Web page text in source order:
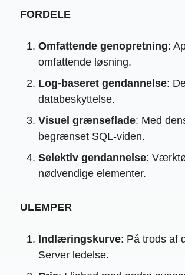
FORDELE
Omfattende genopretning:
omfattende løsning.
Log-baseret gendannelse:
databeskyttelse.
Visuel grænseflade: Med
begrænset SQL-viden.
Selektiv gendannelse:
nødvendige elementer.
ULEMPER
Indlæringskurve: På trods af
Server ledelse.